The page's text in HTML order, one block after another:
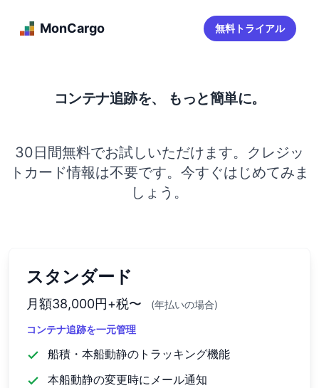
MonCargo 無料トライアル
コンテナ追跡を、 もっと簡単に。
30日間無料でお試しいただけます。クレジッ
トカード情報は不要です。今すぐはじめてみま
しょう。
スタンダード
月額38,000円+税〜 (年払いの場合)
コンテナ追跡を一元管理
check 船積・本船動静のトラッキング機能
check 本船動静の変更時にメール通知